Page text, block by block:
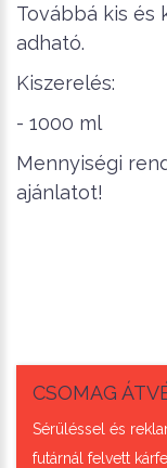
Továbbá kis és
adható.
Kiszerelés:
- 1000 ml
Mennyiségi
ajánlatot!
CSOMAG
Sérüléssel és
futárnál felvett